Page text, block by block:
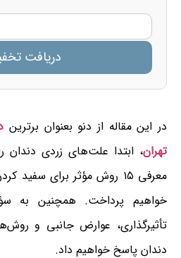
دریافت
در این مقاله از دنو بعنوان برترین
تهران، ابتدا علت‌های زردی
معرفی ۱۵ روش مؤثر برای
خواهیم پرداخت. همچنین به
تأثیرگذاری، عوارض جانبی و
دندان پاسخ خواهیم داد.